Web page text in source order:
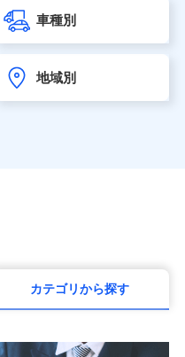
社
株式会社
）
www.metlife.co.jp/)
車種別
地域別
カテゴリから探す